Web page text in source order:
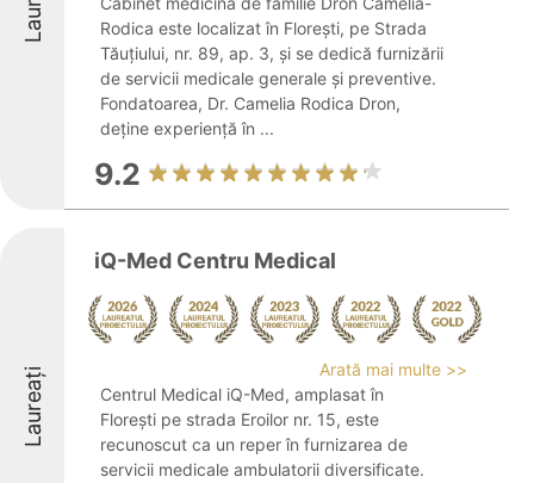
Rodica este localizat în Florești, pe Strada
Tăuțiului, nr. 89, ap. 3, și se dedică furnizării
de servicii medicale generale și preventive.
Fondatoarea, Dr. Camelia Rodica Dron,
deține experiență în ...
9.2
Laureați
iQ-Med Centru Medical
Arată mai multe >>
Centrul Medical iQ-Med, amplasat în
Florești pe strada Eroilor nr. 15, este
recunoscut ca un reper în furnizarea de
servicii medicale ambulatorii diversificate.